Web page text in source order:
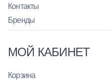
Контакты
Бренды
МОЙ КАБИНЕТ
Корзина